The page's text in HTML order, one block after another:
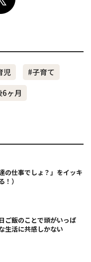
児
#子育て
6ヶ月
の仕事でしょ？」をイッキ
）
ご飯のことで頭がいっぱ
生活に共感しかない